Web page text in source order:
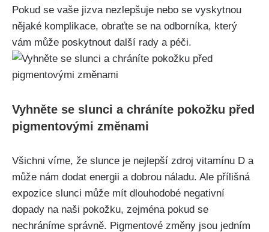
Pokud se vaše jizva nezlepšuje nebo se‍ vyskytnou
nějaké komplikace, obraťte se na odborníka, který
vám může ‍poskytnout další rady a péči.
Vyhněte se slunci ⁢a chráníte pokožku před
pigmentovými změnami
Všichni víme, ‍že slunce je nejlepší zdroj vitamínu D a
může nám dodat energii a dobrou náladu. Ale přílišná
expozice slunci‍ může mít‌ dlouhodobé negativní
⁢dopady na naši pokožku, zejména pokud se
nechráníme správně. Pigmentové změny jsou jedním